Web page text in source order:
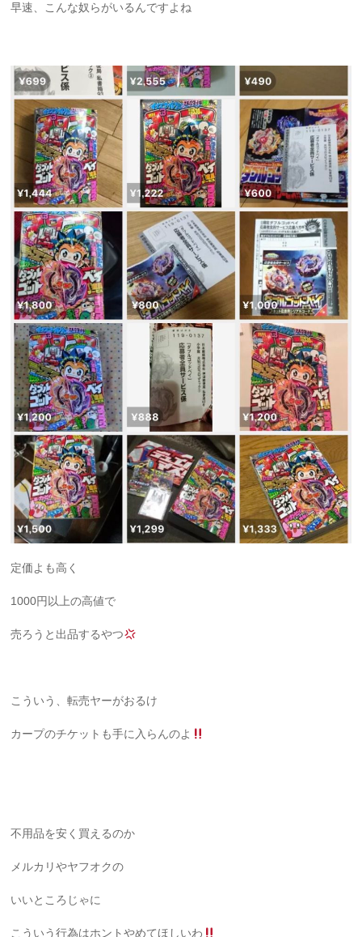
早速、こんな奴らがいるんですよね
定価よも高く
1000円以上の高値で
売ろうと出品するやつ
こういう、転売ヤーがおるけ
カープのチケットも手に入らんのよ
不用品を安く買えるのか
メルカリやヤフオクの
いいところじゃに
こういう行為はホントやめてほしいわ